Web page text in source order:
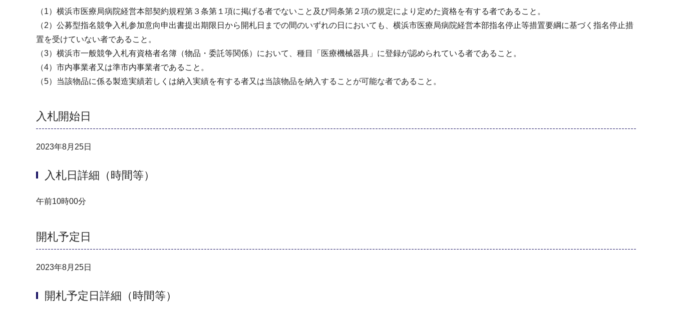
（1）横浜市医療局病院経営本部契約規程第３条第１項に掲げる者でないこと及び同条第２項の規定により定めた資格を有する者であること。
（2）公募型指名競争入札参加意向申出書提出期限日から開札日までの間のいずれの日においても、横浜市医療局病院経営本部指名停止等措置要綱に基づく指名停止措
置を受けていない者であること。
（3）横浜市一般競争入札有資格者名簿（物品・委託等関係）において、種目「医療機械器具」に登録が認められている者であること。
（4）市内事業者又は準市内事業者であること。
（5）当該物品に係る製造実績若しくは納入実績を有する者又は当該物品を納入することが可能な者であること。
入札開始日
2023年8月25日
入札日詳細（時間等）
午前10時00分
開札予定日
2023年8月25日
開札予定日詳細（時間等）